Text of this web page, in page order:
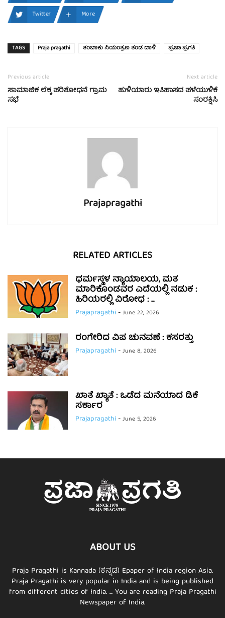
Twitter
More
TAGS Praja pragathi ತಂಬಾಕು ನಿಯಂತ್ರಣ ತಂಡ ದಾಳಿ ಪ್ರಜಾ ಪ್ರಗತಿ
Previous article
ಸಾಮಾಜಿಕ ಲೆಕ್ಕ ಪರಿಶೋಧನೆ ಗ್ರಾಮ
ಸಭೆ
Next article
ಹುಳಿಯಾರು ಇತಿಹಾಸದ ಪಳೆಯುಳಿಕೆ
ಸಂರಕ್ಷಿಸಿ
Prajapragathi
RELATED ARTICLES
ಧರ್ಮಸ್ಥಳ ನ್ಯಾಯಾಲಯ, ಮತ
ಮಾರಿಕೊಂಡವರ ಎದೆಯಲ್ಲಿ ನಡುಕ :
ಹಿರಿಯರಲ್ಲಿ ವಿರೋಧ : ...
Prajapragathi-June 22, 2026
ರಂಗೇರಿದ ವಿಪ ಚುನವಣೆ : ಕಸರತ್ತು
Prajapragathi-June 8, 2026
ಖಾತೆ ಖ್ಯಾತೆ : ಒಡೆದ ಮನೆಯಾದ ಡಿಕೆ
ಸರ್ಕಾರ
Prajapragathi-June 5, 2026
ABOUT US
Praja Pragathi is Kannada (ಕನ್ನಡ) Epaper of India region Asia.
Praja Pragathi is very popular in India and is being published
from different cities of India. ... You are reading Praja Pragathi
Newspaper of India.